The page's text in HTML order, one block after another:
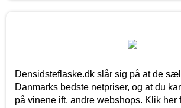
Densidsteflaske.dk slår sig på at de
Danmarks bedste netpriser, og at du
på vinene ift. andre webshops. Klik her